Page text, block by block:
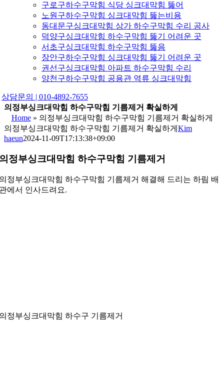
구로구하수구막힘 식당 싱크대막힘 뚫어
노원구하수구막힘 싱크대막힘 뚫는비용
동대문구싱크대막힘 상가 하수구막힘 수리 공사
덕양구싱크대막힘 하수구막힘 뚫기 어려운 곳
서초구싱크대막힘 하수구막힘 뚫음
장안구하수구막힘 싱크대막힘 뚫기 어려운 곳
권선구싱크대막힘 아파트 하수구막힘 수리
양천구하수구막힘 공용관 역류 싱크대막힘
상담문의 | 010-4892-7655
의정부싱크대막힘 하수구막힘 기름제거 확실하게
Home» 의정부싱크대막힘 하수구막힘 기름제거 확실하게
의정부싱크대막힘 하수구막힘 기름제거 확실하게 Kim
haeun2024-11-09T17:13:38+09:00
정부싱크대막힘 하수구막힘 기름제거
정부싱크대막힘 하수구막힘 기름제거 해결해 드리는 하림 배
에서 인사드려요.
정부싱크대막힘 하수구 기름제거